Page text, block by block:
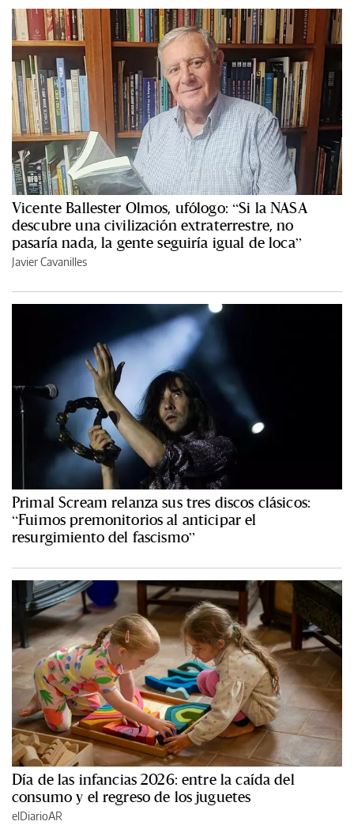
Vicente Ballester Olmos, ufólogo: “Si la NASA
descubre una civilización extraterrestre, no
pasaría nada, la gente seguiría igual de loca”
Javier Cavanilles
Primal Scream relanza sus tres discos clásicos:
“Fuimos premonitorios al anticipar el
resurgimiento del fascismo”
Día de las infancias 2026: entre la caída del
consumo y el regreso de los juguetes
elDiarioAR